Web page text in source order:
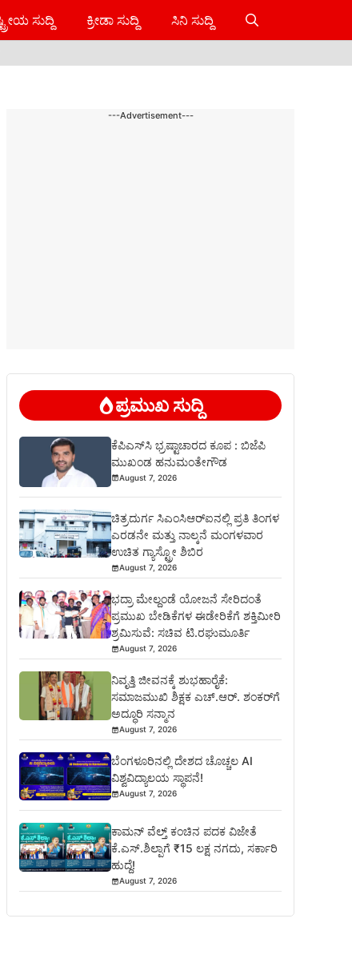
ಸುದ್ದಿ ಕ್ರೀಡಾ ಸುದ್ದಿ ಸಿನಿ ಸುದ್ದಿ
---Advertisement---
ಪ್ರಮುಖ ಸುದ್ದಿ
ಕೆಪಿಎಸ್‍ಸಿ ಭ್ರಷ್ಟಾಚಾರದ ಕೂಪ : ಬಿಜೆಪಿ
ಮುಖಂಡ ಹನುಮಂತೇಗೌಡ
August 7, 2026
ಚಿತ್ರದುರ್ಗ ಸಿಎಂಸಿಆರ್‍ಐನಲ್ಲಿ ಪ್ರತಿ ತಿಂಗಳ
ಎರಡನೇ ಮತ್ತು ನಾಲ್ಕನೆ ಮಂಗಳವಾರ
ಉಚಿತ ಗ್ಯಾಸ್ಟ್ರೋ ಶಿಬಿರ
August 7, 2026
ಭದ್ರಾ ಮೇಲ್ದಂಡೆ ಯೋಜನೆ ಸೇರಿದಂತೆ
ಪ್ರಮುಖ ಬೇಡಿಕೆಗಳ ಈಡೇರಿಕೆಗೆ ಶಕ್ತಿಮೀರಿ
ಶ್ರಮಿಸುವೆ: ಸಚಿವ ಟಿ.ರಘುಮೂರ್ತಿ
August 7, 2026
ನಿವೃತ್ತಿ ಜೀವನಕ್ಕೆ ಶುಭಹಾರೈಕೆ:
ಸಮಾಜಮುಖಿ ಶಿಕ್ಷಕ ಎಚ್.ಆರ್. ಶಂಕರ್‌ಗೆ
ಅದ್ಧೂರಿ ಸನ್ಮಾನ
August 7, 2026
ಬೆಂಗಳೂರಿನಲ್ಲಿ ದೇಶದ ಚೊಚ್ಚಲ AI
ವಿಶ್ವವಿದ್ಯಾಲಯ ಸ್ಥಾಪನೆ!
August 7, 2026
ಕಾಮನ್ ವೆಲ್ತ್ ಕಂಚಿನ ಪದಕ ವಿಜೇತೆ
ಕೆ.ಎಸ್.ಶಿಲ್ಪಾಗೆ ₹15 ಲಕ್ಷ ನಗದು, ಸರ್ಕಾರಿ
ಹುದ್ದೆ!
August 7, 2026